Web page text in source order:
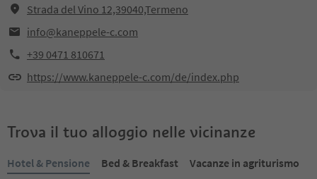
Strada del Vino 12,39040,Termeno
info@kaneppele-c.com
+39 0471 810671
https://www.kaneppele-c.com/de/index.php
Trova il tuo alloggio nelle vicinanze
Hotel & Pensione Bed & Breakfast
Vacanze in agriturismo